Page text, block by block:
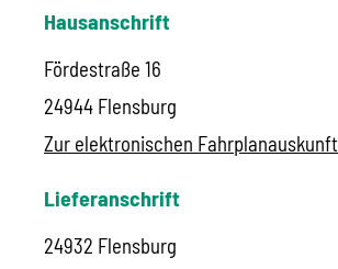
Hausanschrift
Fördestraße 16
24944 Flensburg
Zur elektronischen Fahrplanauskunft
Lieferanschrift
24932 Flensburg